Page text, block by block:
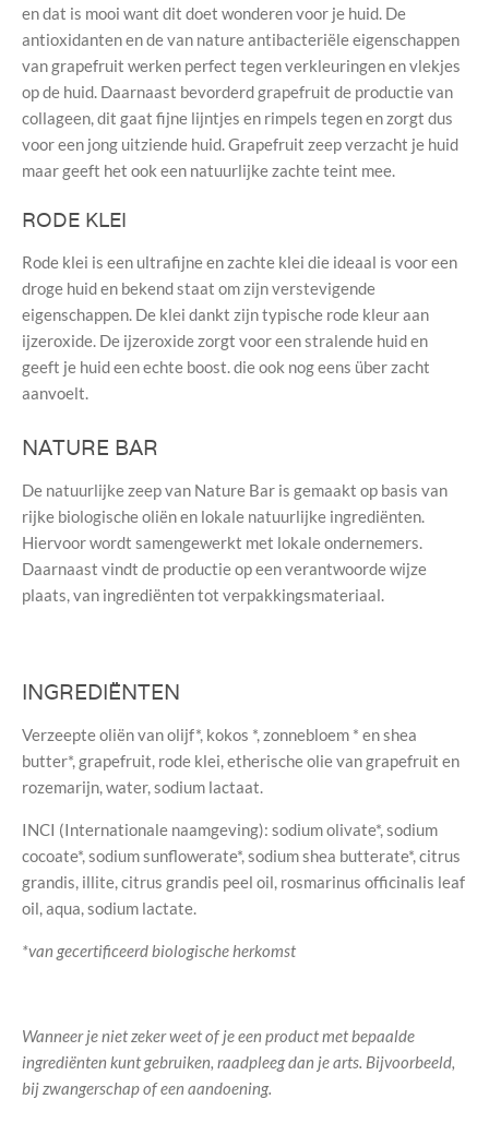
en dat is mooi want dit doet wonderen voor je huid. De
antioxidanten en de van nature antibacteriële eigenschappen
van grapefruit werken perfect tegen verkleuringen en vlekjes
op de huid. Daarnaast bevorderd grapefruit de productie van
collageen, dit gaat fijne lijntjes en rimpels tegen en zorgt dus
voor een jong uitziende huid. Grapefruit zeep verzacht je huid
maar geeft het ook een natuurlijke zachte teint mee.
RODE KLEI
Rode klei is een ultrafijne en zachte klei die ideaal is voor een
droge huid en bekend staat om zijn verstevigende
eigenschappen. De klei dankt zijn typische rode kleur aan
ijzeroxide. De ijzeroxide zorgt voor een stralende huid en
geeft je huid een echte boost. die ook nog eens über zacht
aanvoelt.
NATURE BAR
De natuurlijke zeepvan Nature Bar is gemaakt op basis van
rijke biologische oliën en lokale natuurlijke ingrediënten.
Hiervoor wordt samengewerkt met lokale ondernemers.
Daarnaast vindt de productie op een verantwoorde wijze
plaats, van ingrediënten tot verpakkingsmateriaal.
INGREDIËNTEN
Verzeepte oliën van olijf*, kokos *, zonnebloem * en shea
butter*, grapefruit, rode klei, etherische olie van grapefruit en
rozemarijn, water, sodium lactaat.
INCI (Internationale naamgeving): sodium olivate*, sodium
cocoate*, sodium sunflowerate*, sodium shea butterate*, citrus
grandis, illite, citrus grandis peel oil, rosmarinus officinalis leaf
oil, aqua, sodium lactate.
*van gecertificeerd biologische herkomst
Wanneer je niet zeker weet of je een product met bepaalde
ingrediënten kunt gebruiken, raadpleeg dan je arts. Bijvoorbeeld,
bij zwangerschap of een aandoening.